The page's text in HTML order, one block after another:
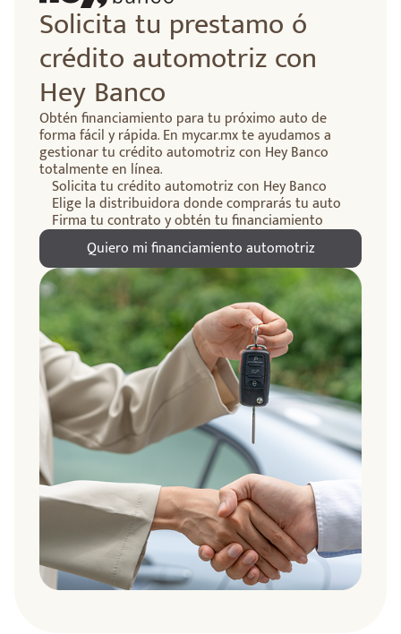
Solicita tu prestamo ó
crédito automotriz con
Hey Banco
Obtén financiamiento para tu próximo auto de
forma fácil y rápida. En mycar.mx te ayudamos a
gestionar tu crédito automotriz con Hey Banco
totalmente en línea.
Solicita tu crédito automotriz con Hey Banco
Elige la distribuidora donde comprarás tu auto
Firma tu contrato y obtén tu financiamiento
Quiero mi financiamiento automotriz